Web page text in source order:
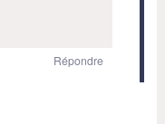
Répondre